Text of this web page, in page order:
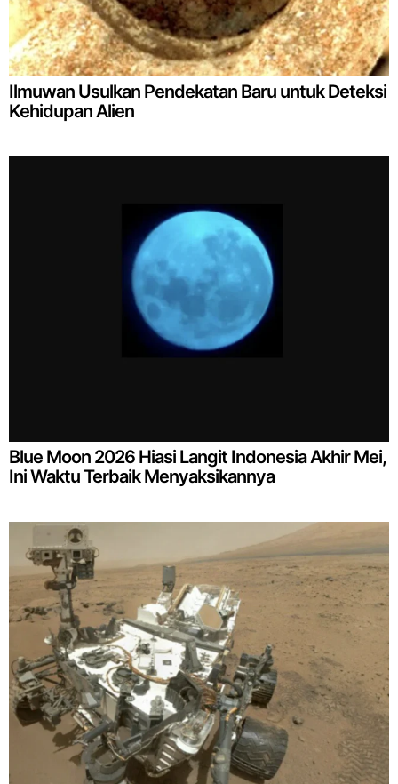
Ilmuwan Usulkan Pendekatan Baru untuk Deteksi
Kehidupan Alien
Blue Moon 2026 Hiasi Langit Indonesia Akhir Mei,
Ini Waktu Terbaik Menyaksikannya